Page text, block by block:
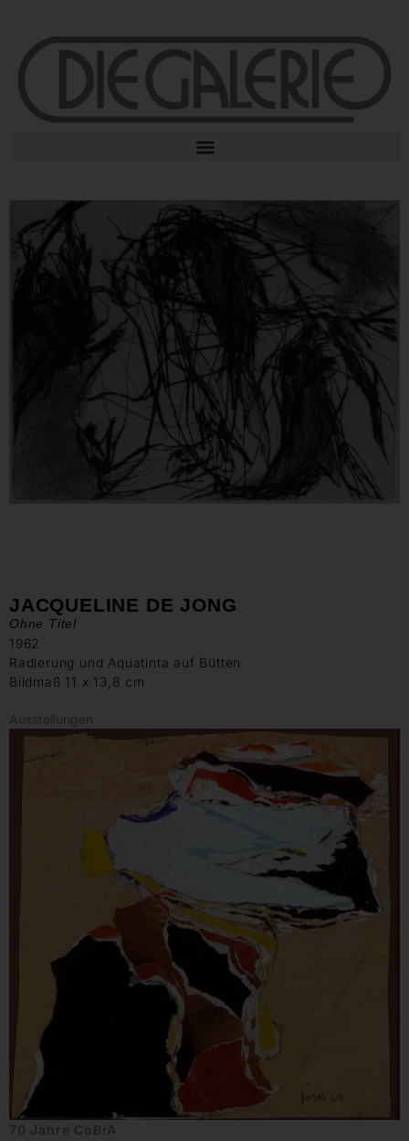
JACQUELINE DE JONG
Ohne Titel
1962
Radierung und Aquatinta auf Bütten
Bildmaß 11 x 13,8 cm
Ausstellungen
70 Jahre CoBrA